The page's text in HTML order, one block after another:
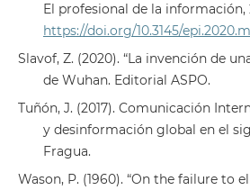
El profesional de la información,
https://doi.org/10.3145/
Slavof, Z. (2020). “La invención de
de Wuhan. Editorial ASPO.
Tuñón, J. (2017). Comunicación
y desinformación global en el
Fragua.
Wason, P. (1960). “On the failure to